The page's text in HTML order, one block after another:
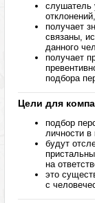
слушатель
получает
связаны,
данного
получает
подбора
Цели для
подбор
личности
будут
на
это
с